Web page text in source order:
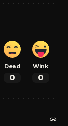
Dead
0
Wink
0